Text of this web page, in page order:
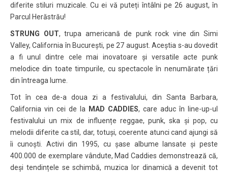
diferite stiluri muzicale. Cu ei vă puteți întâlni pe 26 august, în
Parcul Herăstrău!
STRUNG OUT, trupa americană de punk rock vine din Simi
Valley, California în București, pe 27 august. Aceștia s-au dovedit
a fi unul dintre cele mai inovatoare și versatile acte punk
melodice din toate timpurile, cu spectacole în nenumărate țări
din întreaga lume.
Tot în cea de-a doua zi a festivalului, din Santa Barbara,
California vin cei de la
MAD CADDIES, care aduc în line-up-ul
festivalului un mix de influențe reggae, punk, ska și pop, cu
melodii diferite ca stil, dar, totuși, coerente atunci cand ajungi să
îi cunoști. Activi din 1995, cu șase albume lansate și peste
400.000 de exemplare vândute, Mad Caddies demonstrează că,
deși tendințele se schimbă, muzica lor dinamică a devenit tot